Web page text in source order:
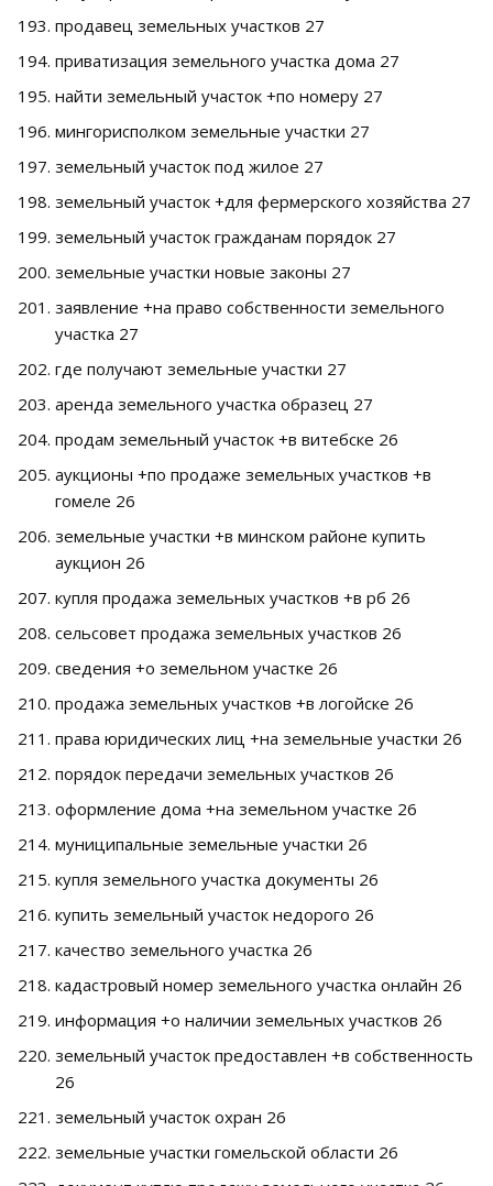
продавец земельных участков 27
приватизация земельного участка дома 27
найти земельный участок +по номеру 27
мингорисполком земельные участки 27
земельный участок под жилое 27
земельный участок +для фермерского хозяйства 27
земельный участок гражданам порядок 27
земельные участки новые законы 27
заявление +на право собственности земельного
участка 27
где получают земельные участки 27
аренда земельного участка образец 27
продам земельный участок +в витебске 26
аукционы +по продаже земельных участков +в
гомеле 26
земельные участки +в минском районе купить
аукцион 26
купля продажа земельных участков +в рб 26
сельсовет продажа земельных участков 26
сведения +о земельном участке 26
продажа земельных участков +в логойске 26
права юридических лиц +на земельные участки 26
порядок передачи земельных участков 26
оформление дома +на земельном участке 26
муниципальные земельные участки 26
купля земельного участка документы 26
купить земельный участок недорого 26
качество земельного участка 26
кадастровый номер земельного участка онлайн 26
информация +о наличии земельных участков 26
земельный участок предоставлен +в собственность
26
земельный участок охран 26
земельные участки гомельской области 26